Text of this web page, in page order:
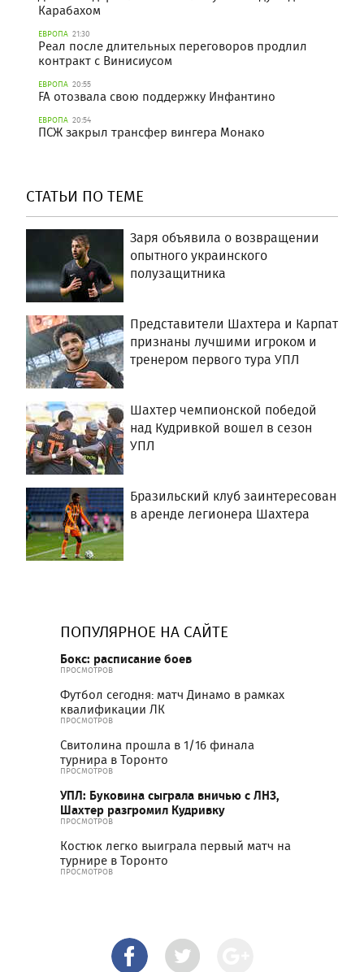
Карабахом
ЕВРОПА 21:30
Реал после длительных переговоров продлил
контракт с Винисиусом
ЕВРОПА 20:55
FA отозвала свою поддержку Инфантино
ЕВРОПА 20:54
ПСЖ закрыл трансфер вингера Монако
СТАТЬИ ПО ТЕМЕ
Заря объявила о возвращении
опытного украинского
полузащитника
Представители Шахтера и Карпат
признаны лучшими игроком и
тренером первого тура УПЛ
Шахтер чемпионской победой
над Кудривкой вошел в сезон
УПЛ
Бразильский клуб заинтересован
в аренде легионера Шахтера
ПОПУЛЯРНОЕ НА САЙТЕ
Бокс: расписание боев
ПРОСМОТРОВ
Футбол сегодня: матч Динамо в рамках
квалификации ЛК
ПРОСМОТРОВ
Свитолина прошла в 1/16 финала
турнира в Торонто
ПРОСМОТРОВ
УПЛ: Буковина сыграла вничью с ЛНЗ,
Шахтер разгромил Кудривку
ПРОСМОТРОВ
Костюк легко выиграла первый матч на
турнире в Торонто
ПРОСМОТРОВ